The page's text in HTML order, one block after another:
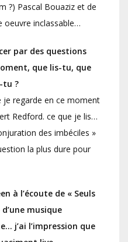
?) Pascal Bouaziz et de
oeuvre inclassable…
par des questions
que lis-tu, que
tu ?
regarde en ce moment
Redford. ce que je lis…
des imbéciles »
la plus dure pour
à l’écoute de « Seuls
musique
j’ai l’impression que